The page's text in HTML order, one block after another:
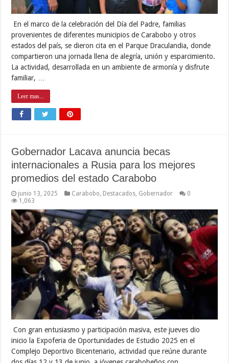
En el marco de la celebración del Día del Padre, familias
provenientes de diferentes municipios de Carabobo y otros
estados del país, se dieron cita en el Parque Draculandia, donde
compartieron una jornada llena de alegría, unión y esparcimiento.
La actividad, desarrollada en un ambiente de armonía y disfrute
familiar, …
Leer mas...
Gobernador Lacava anuncia becas
internacionales a Rusia para los mejores
promedios del estado Carabobo
junio 13, 2025 Carabobo, Destacados, Gobernador
0
1,063
Con gran entusiasmo y participación masiva, este jueves dio
inicio la Expoferia de Oportunidades de Estudio 2025 en el
Complejo Deportivo Bicentenario, actividad que reúne durante